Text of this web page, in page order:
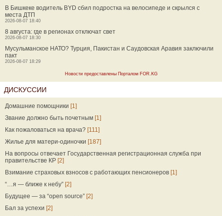
В Бишкеке водитель BYD сбил подростка на велосипеде и скрылся с
места ДТП
2026-08-07 18:40
8 августа: где в регионах отключат свет
2026-08-07 18:30
Мусульманское НАТО? Турция, Пакистан и Саудовская Аравия заключили
пакт
2026-08-07 18:29
Новости предоставлены Порталом FOR.KG
ДИСКУССИИ
Домашние помощники [1]
Звание должно быть почетным [1]
Как пожаловаться на врача? [111]
Жилье для матери-одиночки [187]
На вопросы отвечает Государственная регистрационная служба при
правительстве КР [2]
Взимание страховых взносов с работающих пенсионеров [1]
“…я — ближе к небу” [2]
Будущее — за “open source” [2]
Бал за успехи [2]